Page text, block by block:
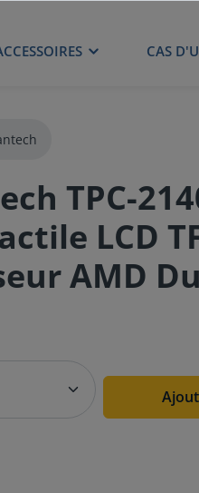
CAS
TPC-
LCD
AMD